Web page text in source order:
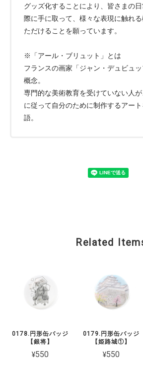
グッズ化することにより、皆さまの
際に手に取って、様々な表現に触れ
ただけることを願っています。
※「アール・ブリュット」とは
フランスの画家「ジャン・デュビュ
概念。
専門的な美術教育を受けていない人
に従って自分のために制作するアー
語。
Related
0178.円形缶バッジ
【銀将】
¥550
0179.円形缶バッジ
【姫路城①】
¥550